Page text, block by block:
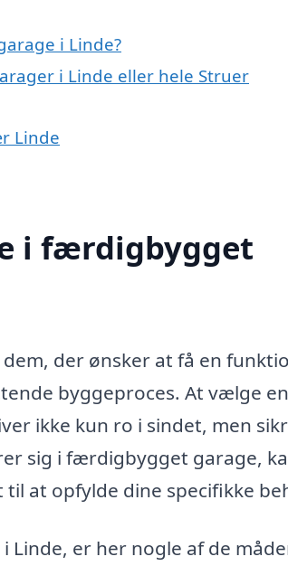
i Linde?
i Linde eller hele Struer
Linde
i færdigbygget
der ønsker at få en
byggeproces. At vælge en
ikke kun ro i sindet, men
sig i færdigbygget garage,
at opfylde dine specifikke
er her nogle af de